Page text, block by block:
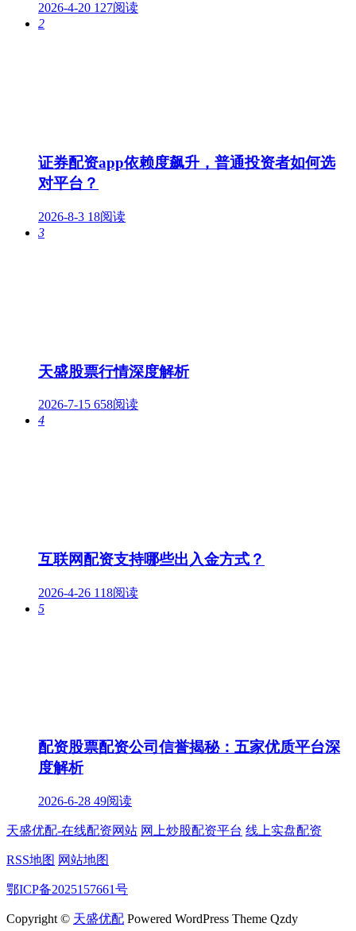
2026-4-20 127阅读
2
证券配资app依赖度飙升，普通投资者如何选
对平台？
2026-8-3 18阅读
3
天盛股票行情深度解析
2026-7-15 658阅读
4
互联网配资支持哪些出入金方式？
2026-4-26 118阅读
5
配资股票配资公司信誉揭秘：五家优质平台深
度解析
2026-6-28 49阅读
天盛优配-在线配资网站 网上炒股配资平台 线上实盘配资
RSS地图 网站地图
鄂ICP备2025157661号
Copyright © 天盛优配 Powered WordPress Theme Qzdy